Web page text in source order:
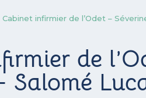
Cabinet infirmier de l’Odet –
de
Salomé